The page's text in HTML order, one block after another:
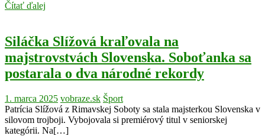
Čítať ďalej
Siláčka Slížová kraľovala na
majstrovstvách Slovenska. Soboťanka sa
postarala o dva národné rekordy
1. marca 2025 vobraze.sk Šport
Patrícia Slížová z Rimavskej Soboty sa stala majsterkou Slovenska v
silovom trojboji. Vybojovala si premiérový titul v seniorskej
kategórii. Na[…]